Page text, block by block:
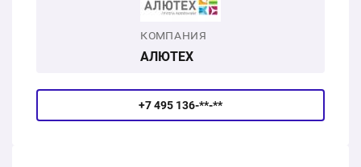
КОМПАНИЯ
АЛЮТЕХ
+7 495 136-**-**